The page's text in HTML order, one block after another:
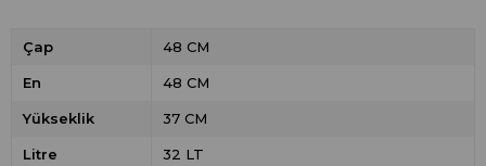
Çap 48 CM
En 48 CM
Yükseklik 37 CM
Litre 32 LT